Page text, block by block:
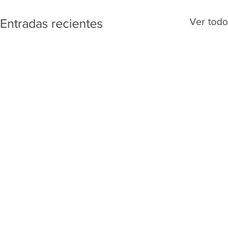
Entradas recientes Ver todo